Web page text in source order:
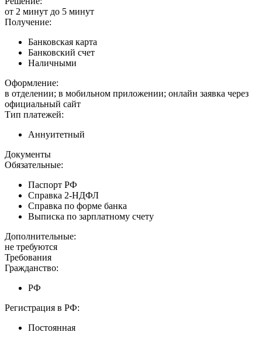
от 2 минут до 5 минут
Получение:
Банковская карта
Банковский счет
Наличными
Оформление:
в отделении; в мобильном приложении; онлайн заявка через
официальный сайт
Тип платежей:
Аннуитетный
Документы
Обязательные:
Паспорт РФ
Справка 2-НДФЛ
Справка по форме банка
Выписка по зарплатному счету
Дополнительные:
не требуются
Требования
Гражданство:
РФ
Регистрация в РФ:
Постоянная